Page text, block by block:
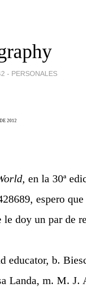
- PERSONALES
2012
en la 30ª
espero
le doy un par de
b.
Landa, m. M. J.